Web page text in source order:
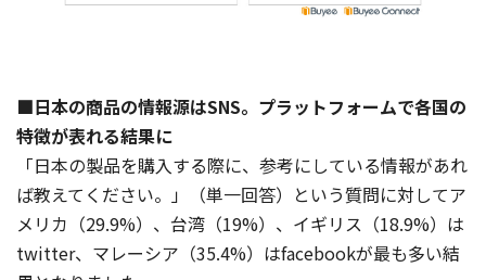
■日本の商品の情報源はSNS。プラットフォームで各国の
特徴が表れる結果に
「日本の製品を購入する際に、参考にしている情報があれ
ば教えてください。」（単一回答）という質問に対してア
メリカ（29.9%）、台湾（19%）、イギリス（18.9%）は
twitter、マレーシア（35.4%）はfacebookが最も多い結